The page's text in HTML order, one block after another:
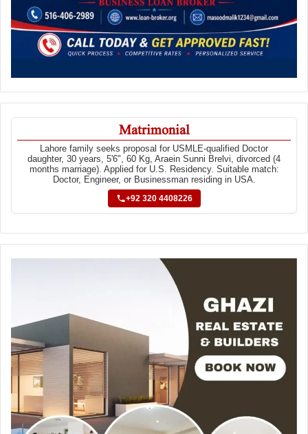
Matrimonial
Lahore family seeks proposal for USMLE-qualified Doctor
daughter, 30 years, 5'6", 60 Kg, Araein Sunni Brelvi, divorced (4
months marriage). Applied for U.S. Residency. Suitable match:
Doctor, Engineer, or Businessman residing in USA.
+92 320 4408226